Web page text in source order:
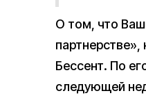
О том, что
партнерстве»,
Бессент. По
следующей